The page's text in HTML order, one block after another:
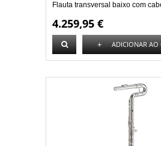
Flauta transversal baixo com
4.259,95 €
+ ADICIONAR AO